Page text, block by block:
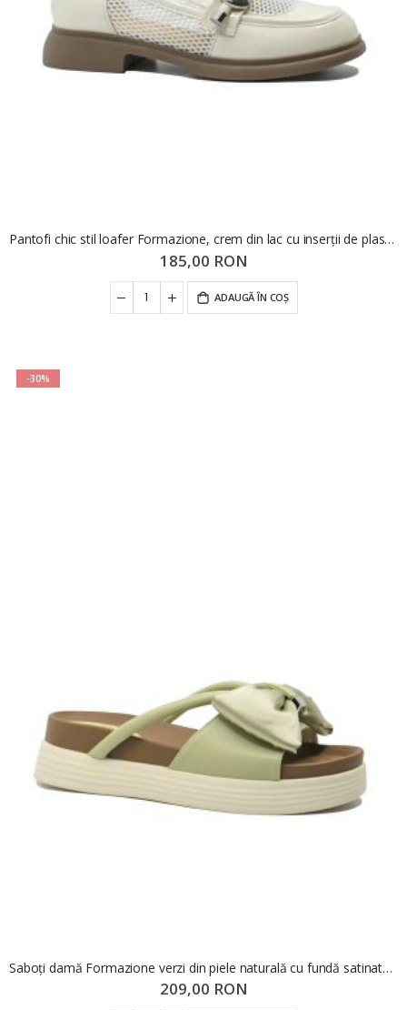
Pantofi chic stil loafer Formazione, crem din lac cu inserții de plasă FNX58019
185,00 RON
ADAUGĂ ÎN COȘ
-30%
Saboți damă Formazione verzi din piele naturală cu fundă satinată FNX637-1
209,00 RON